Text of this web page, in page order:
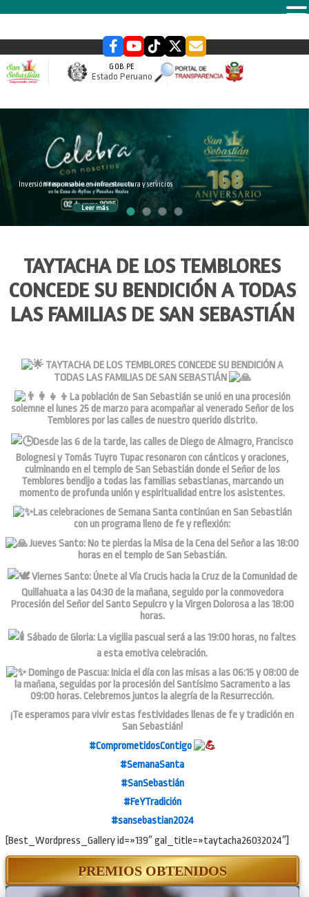
GOB.PE
Estado Peruano
Inversión responsable en infraestructura y servicios
Leer más
TAYTACHA DE LOS TEMBLORES
CONCEDE SU BENDICIÓN A TODAS
LAS FAMILIAS DE SAN SEBASTIÁN
TAYTACHA DE LOS TEMBLORES CONCEDE SU BENDICIÓN A
TODAS LAS FAMILIAS DE SAN SEBASTIÁN
La población de San Sebastián se unió en una procesión
solemne el lunes 25 de marzo para acompañar al venerado Señor de los
Temblores por las calles de nuestro querido distrito.
Desde las 6 de la tarde, las calles de Diego de Almagro, Francisco
Bolognesi y Tomás Tuyro Tupac resonaron con cánticos y oraciones,
culminando en el templo de San Sebastián donde el Señor de los
Temblores bendijo a todas las familias sebastianas, marcando un
momento de profunda unión y espiritualidad entre los asistentes.
Las celebraciones de Semana Santa continúan en San Sebastián
con un programa lleno de fe y reflexión:
Jueves Santo: No te pierdas la Misa de la Cena del Señor a las 18:00
horas en el templo de San Sebastián.
Viernes Santo: Únete al Vía Crucis hacia la Cruz de la Comunidad de
Quillahuata a las 04:30 de la mañana, seguido por la conmovedora
Procesión del Señor del Santo Sepulcro y la Virgen Dolorosa a las 18:00
horas.
Sábado de Gloria: La vigilia pascual será a las 19:00 horas, no faltes
a esta emotiva celebración.
Domingo de Pascua: Inicia el día con las misas a las 06:15 y 08:00 de
la mañana, seguidas por la procesión del Santísimo Sacramento a las
09:00 horas. Celebremos juntos la alegría de la Resurrección.
¡Te esperamos para vivir estas festividades llenas de fe y tradición en
San Sebastián!
#ComprometidosContigo
#SemanaSanta
#SanSebastián
#FeYTradición
#sansebastian2024
[Best_Wordpress_Gallery id=»139″ gal_title=»taytacha26032024″]
PREMIOS OBTENIDOS